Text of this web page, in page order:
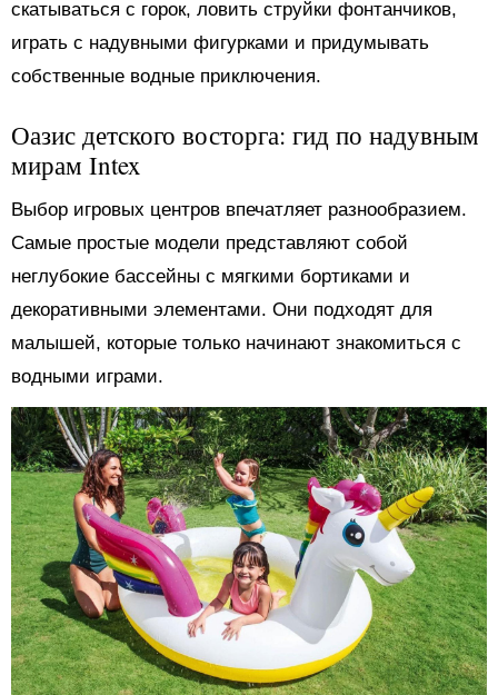
скатываться с горок, ловить струйки фонтанчиков,
играть с надувными фигурками и придумывать
собственные водные приключения.
Оазис детского восторга: гид по надувным
мирам Intex
Выбор игровых центров впечатляет разнообразием.
Самые простые модели представляют собой
неглубокие бассейны с мягкими бортиками и
декоративными элементами. Они подходят для
малышей, которые только начинают знакомиться с
водными играми.